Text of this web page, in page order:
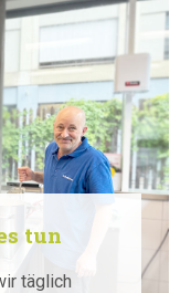
tun
täglich